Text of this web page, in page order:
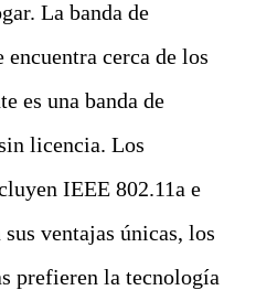
La banda de
cerca de los
es una banda de
licencia. Los
IEEE 802.11a e
ventajas únicas, los
prefieren la tecnología